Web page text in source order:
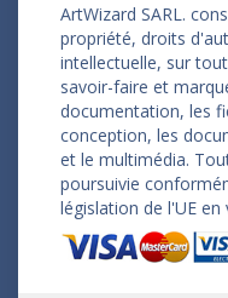
ArtWizard SARL.
propriété, droits
intellectuelle, sur
savoir-faire et
documentation, les
conception, les
et le multimédia.
poursuivie
législation de l'UE en